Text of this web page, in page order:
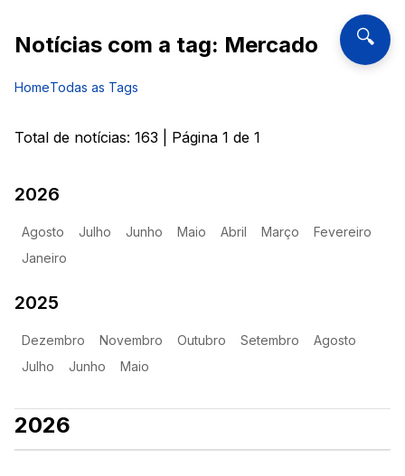
🔍
Notícias com a tag: Mercado
HomeTodas as Tags
Total de notícias: 163 | Página 1 de 1
2026
Agosto Julho Junho Maio Abril Março
Fevereiro
Janeiro
2025
Dezembro Novembro Outubro Setembro
Agosto
Julho
Junho Maio
2026